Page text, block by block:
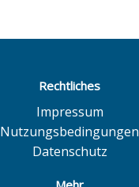
Rechtliches
Impressum
Nutzungsbedingungen
Datenschutz